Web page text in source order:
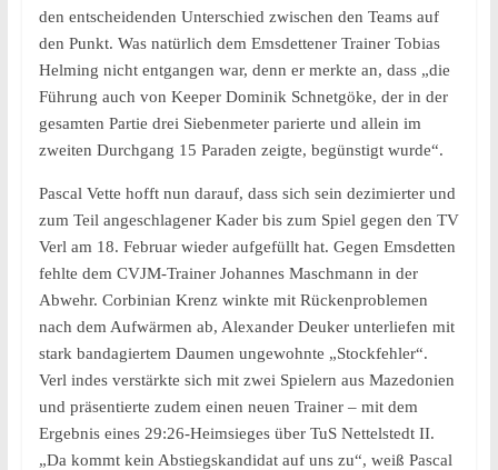
den entscheidenden Unterschied zwischen den Teams auf
den Punkt. Was natürlich dem Emsdettener Trainer Tobias
Helming nicht entgangen war, denn er merkte an, dass „die
Führung auch von Keeper Dominik Schnetgöke, der in der
gesamten Partie drei Siebenmeter parierte und allein im
zweiten Durchgang 15 Paraden zeigte, begünstigt wurde“.
Pascal Vette hofft nun darauf, dass sich sein dezimierter und
zum Teil angeschlagener Kader bis zum Spiel gegen den TV
Verl am 18. Februar wieder aufgefüllt hat. Gegen Emsdetten
fehlte dem CVJM-Trainer Johannes Maschmann in der
Abwehr. Corbinian Krenz winkte mit Rückenproblemen
nach dem Aufwärmen ab, Alexander Deuker unterliefen mit
stark bandagiertem Daumen ungewohnte „Stockfehler“.
Verl indes verstärkte sich mit zwei Spielern aus Mazedonien
und präsentierte zudem einen neuen Trainer – mit dem
Ergebnis eines 29:26-Heimsieges über TuS Nettelstedt II.
„Da kommt kein Abstiegskandidat auf uns zu“, weiß Pascal